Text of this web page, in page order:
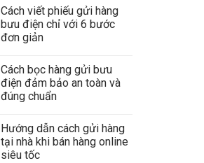
Cách viết phiếu gửi hàng
bưu điện chỉ với 6 bước
đơn giản
Cách bọc hàng gửi bưu
điện đảm bảo an toàn và
đúng chuẩn
Hướng dẫn cách gửi hàng
tại nhà khi bán hàng online
siêu tốc